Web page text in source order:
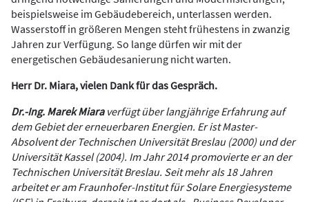
beispielsweise im Gebäudebereich, unterlassen werden.
Wasserstoff in größeren Mengen steht frühestens in zwanzig
Jahren zur Verfügung. So lange dürfen wir mit der
energetischen Gebäudesanierung nicht warten.
Herr Dr. Miara, vielen Dank für das Gespräch.
Dr.-Ing. Marek Miaraverfügt über langjährige Erfahrung auf
dem Gebiet der erneuerbaren Energien. Er ist Master-
Absolvent der Technischen Universität Breslau (2000) und der
Universität Kassel (2004). Im Jahr 2014 promovierte er an der
Technischen Universität Breslau. Seit mehr als 18 Jahren
arbeitet er am Fraunhofer-Institut für Solare Energiesysteme